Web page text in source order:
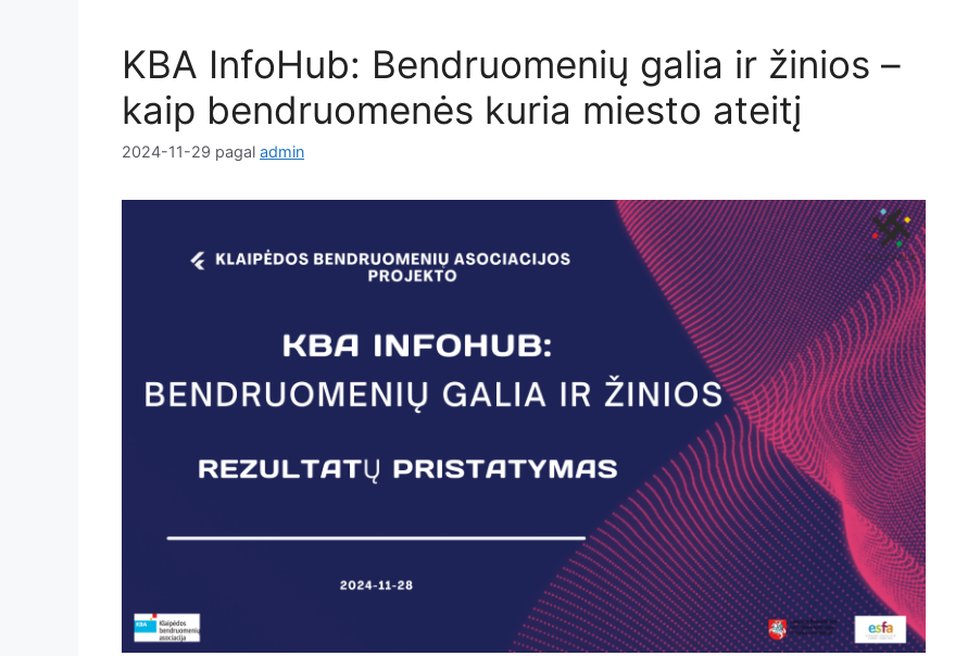
KBA InfoHub: Bendruomenių galia ir žinios –
kaip bendruomenės kuria miesto ateitį
2024-11-29 pagal admin